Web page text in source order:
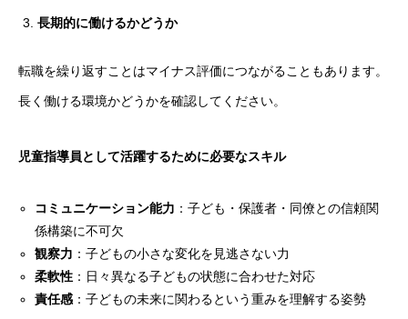
HOME
会社を知る
仕事を知る BUSINESS
採用を知る
長期的に働けるかどうか
転職を繰り返すことはマイナス評価につながることもあります。
長く働ける環境かどうかを確認してください。
児童指導員として活躍するために必要なスキル
コミュニケーション能力 ：子ども・保護者・同僚との信頼関
係構築に不可欠
観察力 ：子どもの小さな変化を見逃さない力
柔軟性 ：日々異なる子どもの状態に合わせた対応
責任感 ：子どもの未来に関わるという重みを理解する姿勢